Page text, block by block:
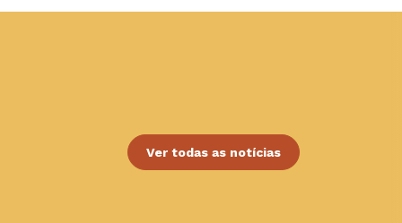
Ver todas as notícias